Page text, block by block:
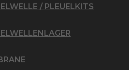
/ PLEUELKITS